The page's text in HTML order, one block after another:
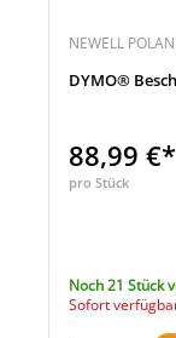
NEWELL
DYMO®
88,99 €*
pro Stück
Noch 21 Stück
Sofort